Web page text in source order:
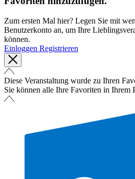
Zum ersten Mal hier? Legen Sie mit
Benutzerkonto an, um Ihre
können.
Einloggen Registrieren
Diese Veranstaltung wurde zu Ihren
Sie können alle Ihre Favoriten in Ihrem